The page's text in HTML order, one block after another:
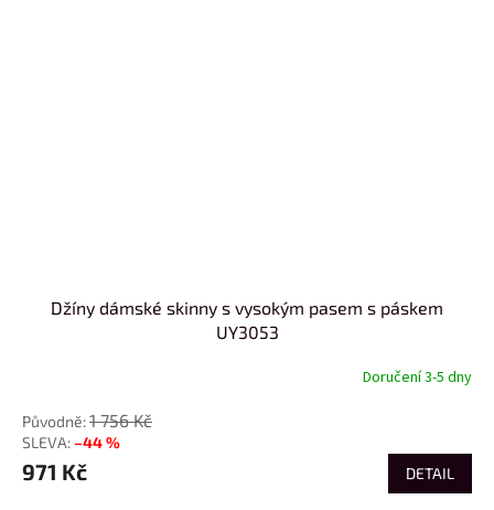
Džíny dámské skinny s vysokým pasem s páskem
UY3053
Doručení 3-5 dny
1 756 Kč
–44 %
971 Kč DETAIL